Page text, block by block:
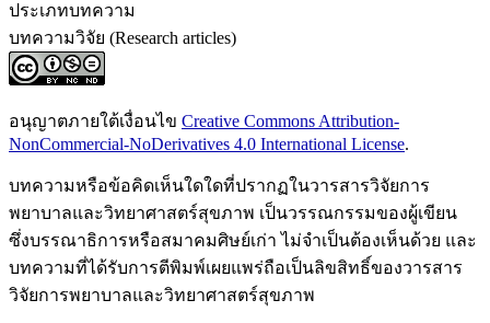
ประเภทบทความ
บทความวิจัย (Research articles)
อนุญาตภายใต้เงื่อนไข Creative Commons Attribution-
NonCommercial-NoDerivatives 4.0 International License.
บทความหรือข้อคิดเห็นใดใดที่ปรากฏในวารสารวิจัยการ
พยาบาลและวิทยาศาสตร์สุขภาพ เป็นวรรณกรรมของผู้เขียน
ซึ่งบรรณาธิการหรือสมาคมศิษย์เก่า ไม่จำเป็นต้องเห็นด้วย และ
บทความที่ได้รับการตีพิมพ์เผยแพร่ถือเป็นลิขสิทธิ์ของวารสาร
วิจัยการพยาบาลและวิทยาศาสตร์สุขภาพ